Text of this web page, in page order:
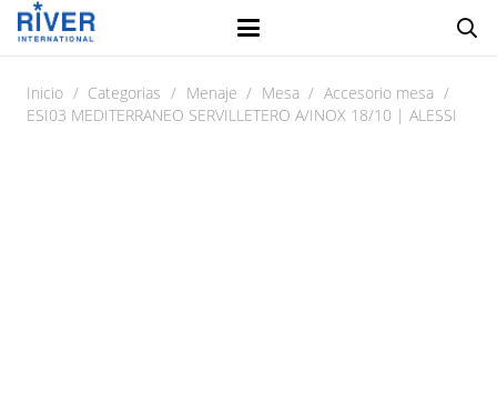
Inicio / Categorias / Menaje / Mesa / Accesorio mesa /
ESI03 MEDITERRANEO SERVILLETERO A/INOX 18/10 | ALESSI